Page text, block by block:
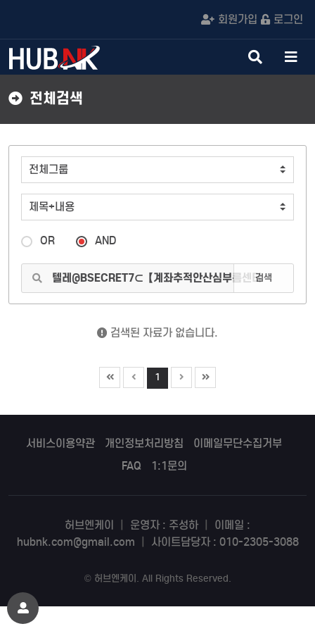
회원가입 로그인
검
색
메
뉴
전체검색
OR AND
검색
검색된 자료가 없습니다.
1
서비스이용약관 개인정보처리방침
이메일무단수집거부
FAQ
1:1문의
허브엔케이 운영자 : 주성하
이메일 :
hubnk.com@gmail.com
사이트담당자 : 010-2305-3088
© 허브엔케이 . All Rights Reserved.